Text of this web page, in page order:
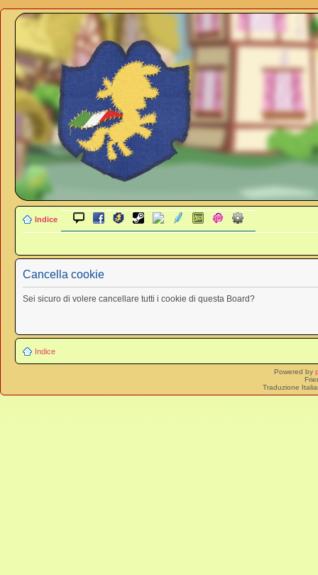
Indice
Cancella cookie
Sei sicuro di volere cancellare tutti i cookie di questa Board?
Indice
Powered by
Traduzione